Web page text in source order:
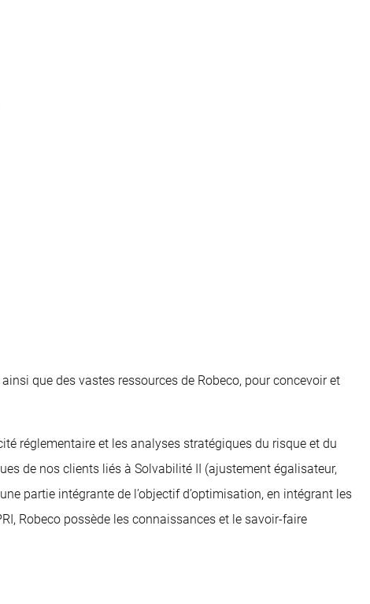
que des vastes ressources de Robeco, pour concevoir et
réglementaire et les analyses stratégiques du risque et du
de nos clients liés à Solvabilité II (ajustement égalisateur,
partie intégrante de l’objectif d’optimisation, en intégrant les
Robeco possède les connaissances et le savoir-faire